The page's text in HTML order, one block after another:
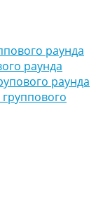
раунда
раунда
раунда